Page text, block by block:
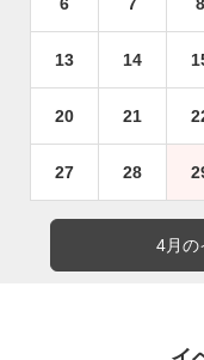
13 14
20 21
27 28
4月の